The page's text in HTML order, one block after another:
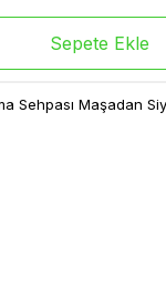
Sepete Ekle